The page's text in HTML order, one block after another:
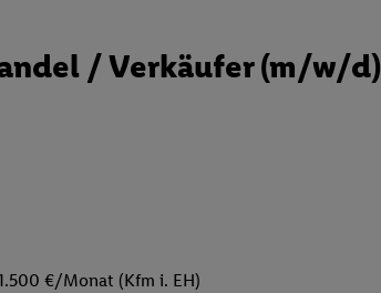
/ Verkäufer (m/w/d)
€/Monat (Kfm i. EH)